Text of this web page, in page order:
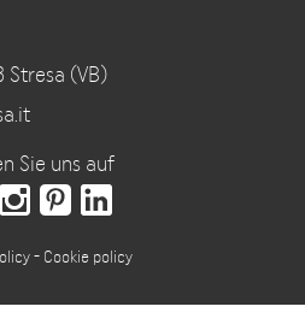
Stresa (VB)
Sie uns auf
- Cookie policy